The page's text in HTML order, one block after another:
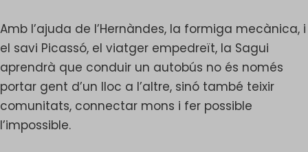
Amb l’ajuda de l’Hernàndes, la formiga mecànica, i
el savi Picassó, el viatger empedreït, la Sagui
aprendrà que conduir un autobús no és només
portar gent d’un lloc a l’altre, sinó també teixir
comunitats, connectar mons i fer possible
l’impossible.